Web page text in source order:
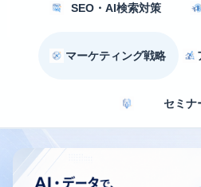
SEO・AI検索対策
マーケティング戦略
セミナ